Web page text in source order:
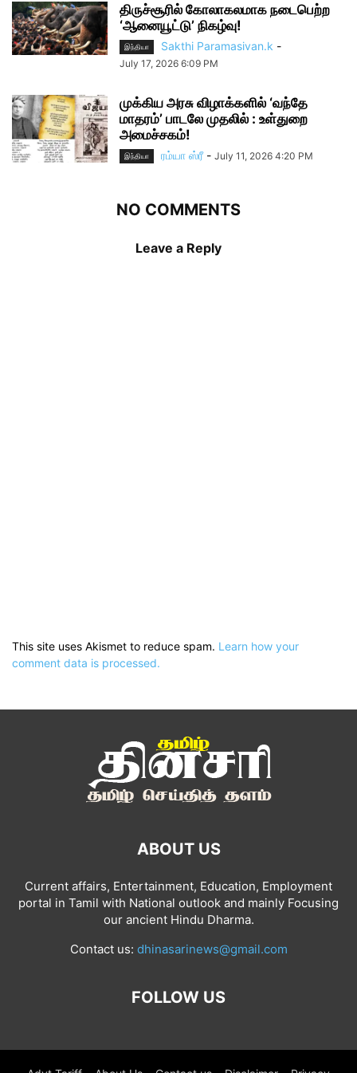
திருச்சூரில் கோலாகலமாக நடைபெற்ற
‘ஆனையூட்டு’ நிகழ்வு!
இந்தியா Sakthi Paramasivan.k -
July 17, 2026 6:09 PM
முக்கிய அரசு விழாக்களில் ‘வந்தே
மாதரம்’ பாடலே முதலில் : உள்துறை
அமைச்சகம்!
இந்தியா ரம்யா ஸ்ரீ - July 11, 2026 4:20 PM
NO COMMENTS
Leave a Reply
This site uses Akismet to reduce spam. Learn how your
comment data is processed.
ABOUT US
Current affairs, Entertainment, Education, Employment
portal in Tamil with National outlook and mainly Focusing
our ancient Hindu Dharma.
Contact us: dhinasarinews@gmail.com
FOLLOW US